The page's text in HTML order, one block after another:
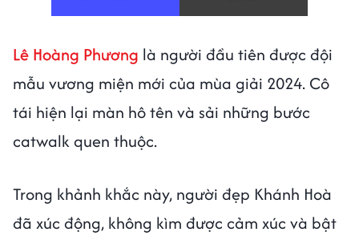
Lê Hoàng Phương là người đầu tiên được đội
mẫu vương miện mới của mùa giải 2024. Cô
tái hiện lại màn hô tên và sải những bước
catwalk quen thuộc.
Trong khảnh khắc này, người đẹp Khánh Hoà
đã xúc động, không kìm được cảm xúc và bật